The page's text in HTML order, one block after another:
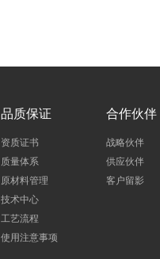
品质保证
资质证书
质量体系
原材料管理
技术中心
工艺流程
使用注意事项
合作伙伴
战略伙伴
供应伙伴
客户留影